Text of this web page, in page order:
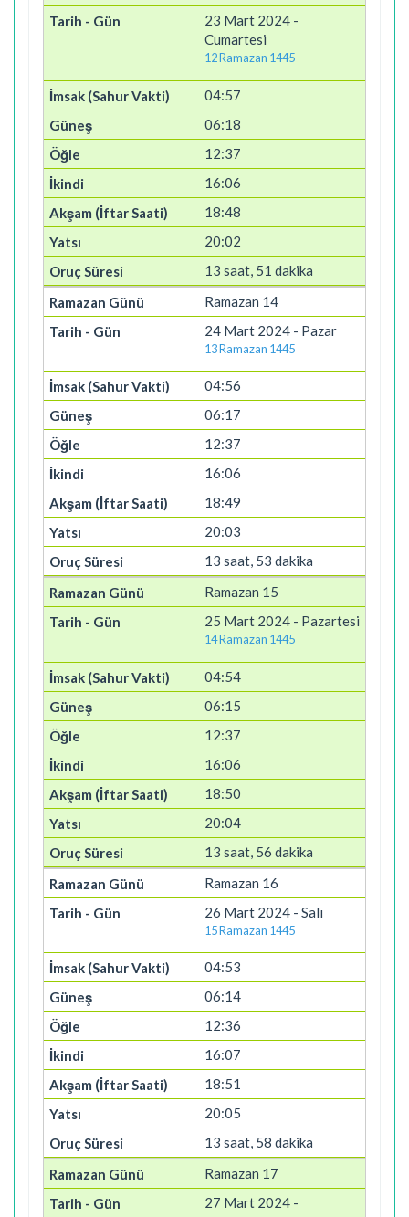
23 Mart 2024 -
Cumartesi
12 Ramazan 1445
04:57
06:18
12:37
16:06
18:48
20:02
13 saat, 51 dakika
Ramazan 14
24 Mart 2024 - Pazar
13 Ramazan 1445
04:56
06:17
12:37
16:06
18:49
20:03
13 saat, 53 dakika
Ramazan 15
25 Mart 2024 - Pazartesi
14 Ramazan 1445
04:54
06:15
12:37
16:06
18:50
20:04
13 saat, 56 dakika
Ramazan 16
26 Mart 2024 - Salı
15 Ramazan 1445
04:53
06:14
12:36
16:07
18:51
20:05
13 saat, 58 dakika
Ramazan 17
27 Mart 2024 -